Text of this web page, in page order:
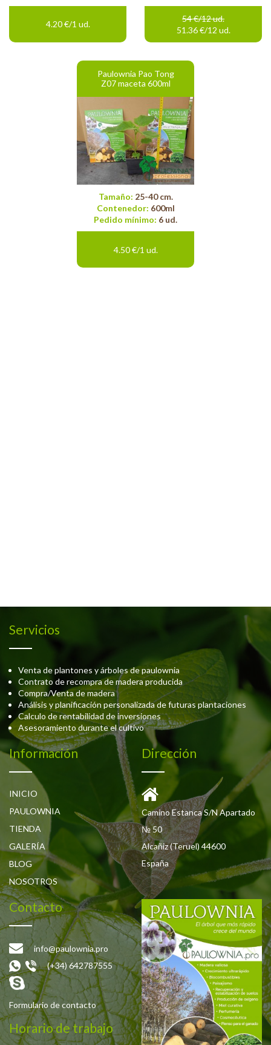
4.20 €/1 ud.
54 €/12 ud.
51.36 €/12 ud.
Paulownia Pao Tong
Z07 maceta 600ml
Tamaño: 25-40 cm.
Contenedor: 600ml
Pedido mínimo: 6 ud.
4.50 €/1 ud.
Servicios
Venta de plantones y árboles de paulownia
Contrato de recompra de madera producida
Compra/Venta de madera
Análisis y planificación personalizada de futuras plantaciones
Calculo de rentabilidad de inversiones
Asesoramiento durante el cultivo
Información
INICIO
PAULOWNIA
TIENDA
GALERÍA
BLOG
NOSOTROS
Dirección
Camino Estanca S/N Apartado
№ 50
Alcañiz (Teruel) 44600
España
Contacto
info@paulownia.pro
(+34) 642787555
Formulario de contacto
Horario de trabajo